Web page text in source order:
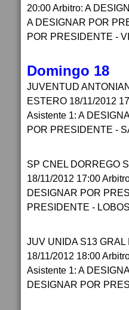
20:00 Arbitro: A
A DESIGNAR POR
POR PRESIDENTE -
Domingo 18
JUVENTUD
ESTERO 18/11/2012
Asistente 1: A
POR PRESIDENTE -
SP CNEL DORREGO
18/11/2012 17:00
DESIGNAR POR
PRESIDENTE - LOBOS
JUV UNIDA S13
18/11/2012 18:00
Asistente 1: A
DESIGNAR POR